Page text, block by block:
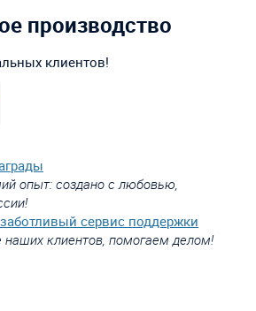
производство
клиентов!
опыт: создано с любовью,
сервис поддержки
наших клиентов, помогаем делом!